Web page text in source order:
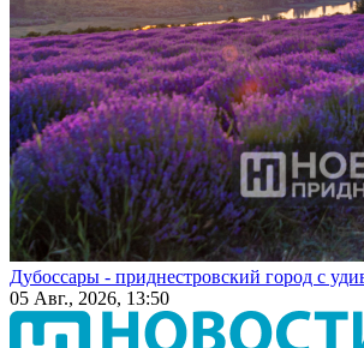
Дубоссары - приднестровский город с
05 Авг., 2026, 13:50